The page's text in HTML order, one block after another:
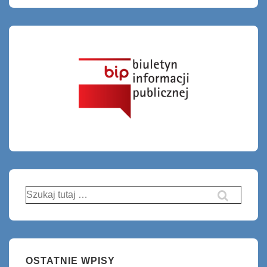
Szukaj:
OSTATNIE WPISY